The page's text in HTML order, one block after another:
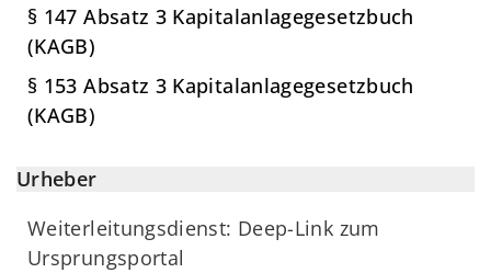
§ 147 Absatz 3 Kapitalanlagegesetzbuch
(KAGB)
§ 153 Absatz 3 Kapitalanlagegesetzbuch
(KAGB)
Urheber
Weiterleitungsdienst: Deep-Link zum
Ursprungsportal